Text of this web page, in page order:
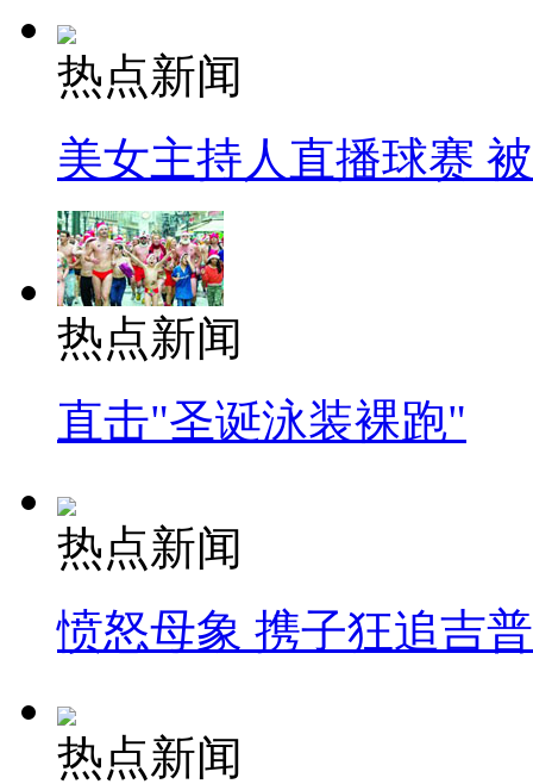
热点新闻
美女主持人直播球赛
热点新闻
直击"圣诞泳装裸跑"
热点新闻
愤怒母象 携子狂追吉
热点新闻